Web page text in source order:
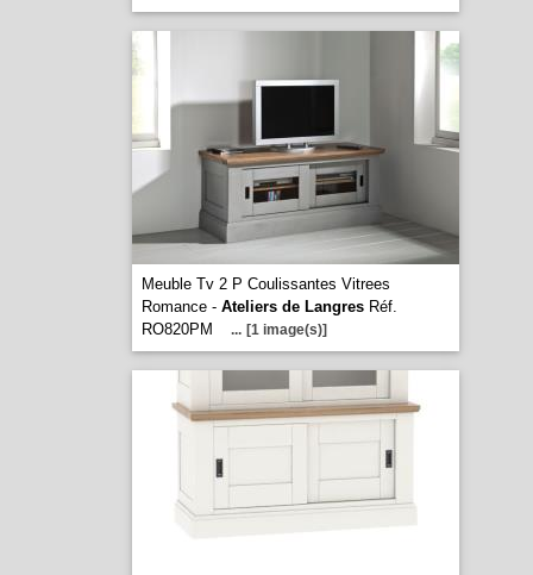
Meuble Tv 2 P Coulissantes Vitrees
Romance - Ateliers de LangresRéf.
RO820PM
... [1 image(s)]